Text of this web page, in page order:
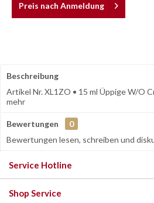
Preis nach Anmeldung
Beschreibung
Artikel Nr. XL1ZO • 15 ml Üppige W/O
mehr
Bewertungen
0
Bewertungen lesen, schreiben und
Service Hotline
Shop Service